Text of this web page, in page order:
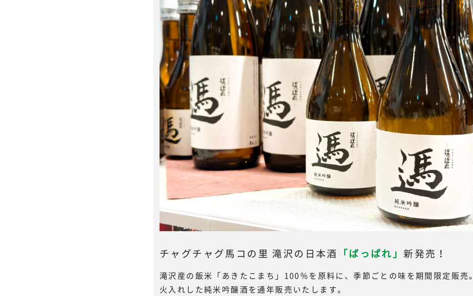
チャグチャグ馬コの里 滝沢の日本酒 「ばっぱれ」新発売！
滝沢産の飯米「あきたこまち」100％を原料に、季節ごとの味を期間限定販売。
火入れした純米吟醸酒を通年販売いたします。